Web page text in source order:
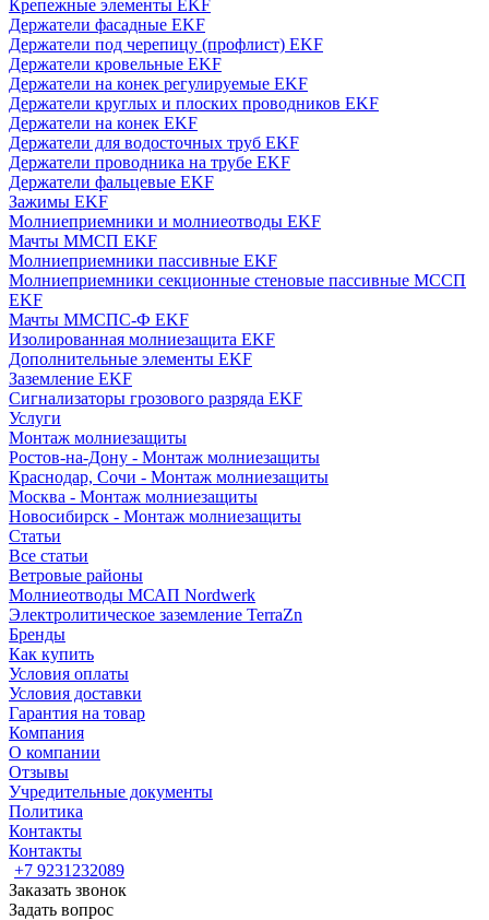
Крепежные элементы EKF
Держатели фасадные EKF
Держатели под черепицу (профлист) EKF
Держатели кровельные EKF
Держатели на конек регулируемые EKF
Держатели круглых и плоских проводников EKF
Держатели на конек EKF
Держатели для водосточных труб EKF
Держатели проводника на трубе EKF
Держатели фальцевые EKF
Зажимы EKF
Молниеприемники и молниеотводы EKF
Мачты ММСП EKF
Молниеприемники пассивные EKF
Молниеприемники секционные стеновые пассивные МССП
EKF
Мачты ММСПС-Ф EKF
Изолированная молниезащита EKF
Дополнительные элементы EKF
Заземление EKF
Сигнализаторы грозового разряда EKF
Услуги
Монтаж молниезащиты
Ростов-на-Дону - Монтаж молниезащиты
Краснодар, Сочи - Монтаж молниезащиты
Москва - Монтаж молниезащиты
Новосибирск - Монтаж молниезащиты
Статьи
Все статьи
Ветровые районы
Молниеотводы МСАП Nordwerk
Электролитическое заземление TerraZn
Бренды
Как купить
Условия оплаты
Условия доставки
Гарантия на товар
Компания
О компании
Отзывы
Учредительные документы
Политика
Контакты
Контакты
+7 9231232089
Заказать звонок
Задать вопрос